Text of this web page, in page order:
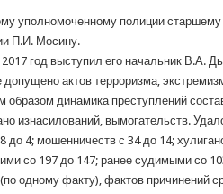
уполномоченному полиции
П.И. Мосину.
год выступил его начальник В.А.
актов терроризма,
образом динамика преступлений
изнасилований, вымогательств.
4; мошенничеств с 34 до 14;
со 197 до 147; ранее судимыми со
одному факту), фактов причинений